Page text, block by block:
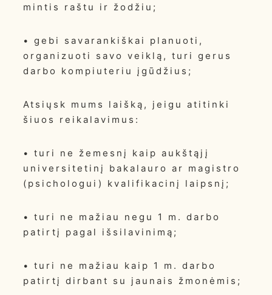
mintis raštu ir žodžiu;
• gebi savarankiškai planuoti,
organizuoti savo veiklą, turi gerus
darbo kompiuteriu įgūdžius;
Atsiųsk mums laišką, jeigu atitinki
šiuos reikalavimus:
• turi ne žemesnį kaip aukštąjį
universitetinį bakalauro ar magistro
(psichologui) kvalifikacinį laipsnį;
• turi ne mažiau negu 1 m. darbo
patirtį pagal išsilavinimą;
• turi ne mažiau kaip 1 m. darbo
patirtį dirbant su jaunais žmonėmis;